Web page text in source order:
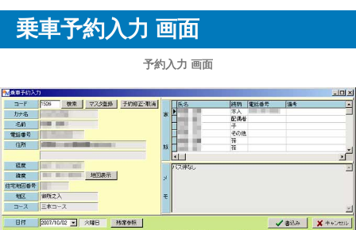
乗車予約入力 画面
予約入力 画面